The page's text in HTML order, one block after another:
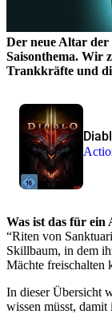
Der neue Altar der
Saisonthema. Wir
Trankkräfte und
Was ist das für ein
“Riten von
Skillbaum, in dem
Mächte freischalten
In dieser Übersicht
wissen müsst,